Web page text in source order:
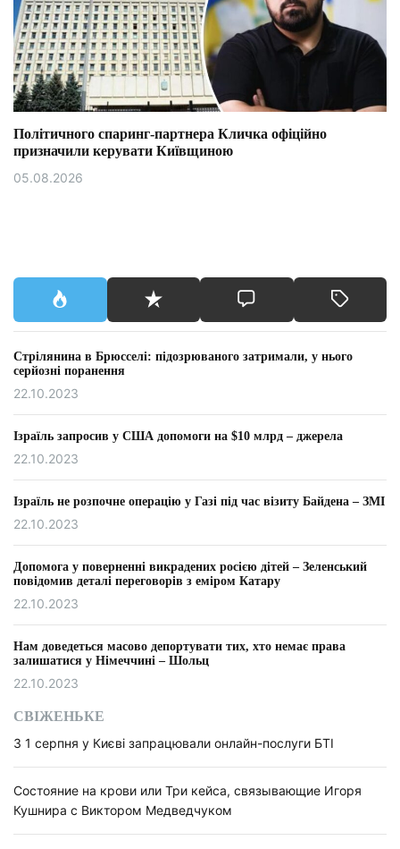
Політичного спаринг-партнера Кличка офіційно
призначили керувати Київщиною
05.08.2026
Стрілянина в Брюсселі: підозрюваного затримали, у нього
серйозні поранення
22.10.2023
Ізраїль запросив у США допомоги на $10 млрд – джерела
22.10.2023
Ізраїль не розпочне операцію у Газі під час візиту Байдена – ЗМІ
22.10.2023
Допомога у поверненні викрадених росією дітей – Зеленський
повідомив деталі переговорів з еміром Катару
22.10.2023
Нам доведеться масово депортувати тих, хто немає права
залишатися у Німеччині – Шольц
22.10.2023
СВІЖЕНЬКЕ
З 1 серпня у Києві запрацювали онлайн-послуги БТІ
Состояние на крови или Три кейса, связывающие Игоря
Кушнира с Виктором Медведчуком